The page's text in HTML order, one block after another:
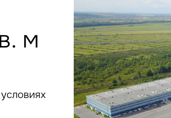
м
Это обязательное поле
Введен неверный формат